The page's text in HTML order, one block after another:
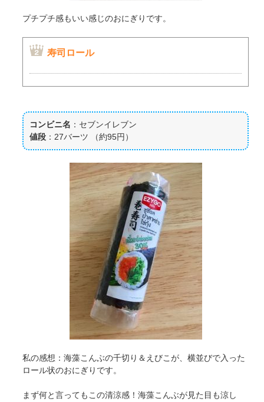
プチプチ感もいい感じのおにぎりです。
寿司ロール
コンビニ名 ：セブンイレブン
値段 ：27バーツ （約95円）
私の感想：海藻こんぶの千切り＆えびこが、横並びで入った
ロール状のおにぎりです。
まず何と言ってもこの清涼感！海藻こんぶが見た目も涼し